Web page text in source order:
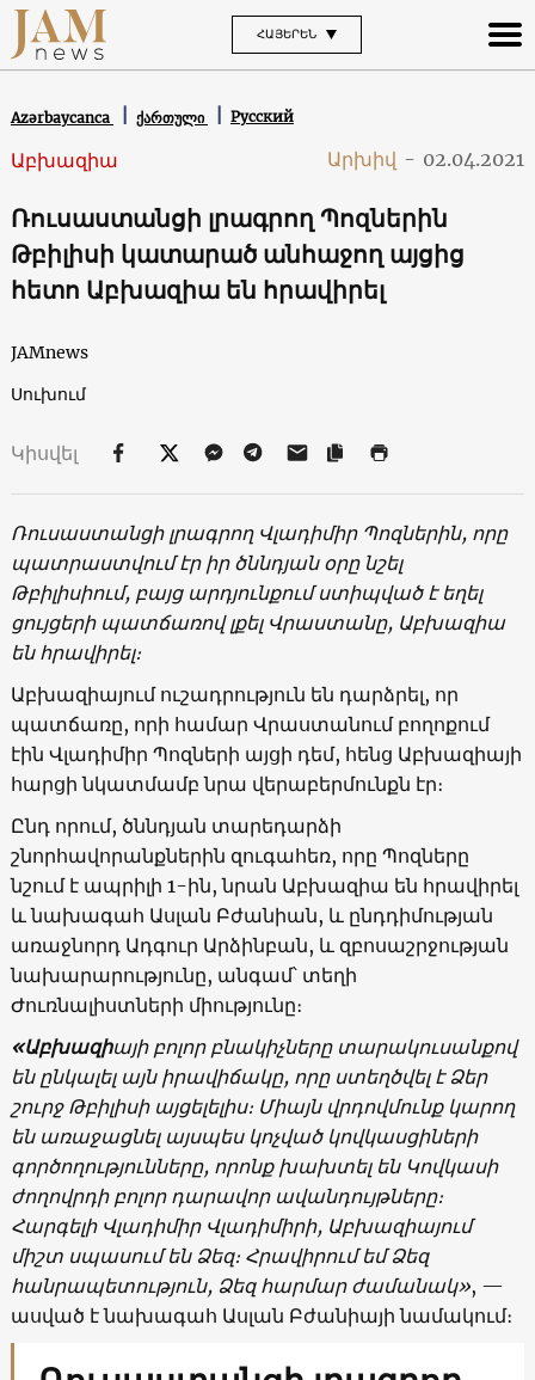
ՀԱՅԵՐԵՆ
Azərbaycanca ქართული Русский
Աբխազիա Արխիվ - 02.04.2021
Ռուսաստանցի լրագրող Պոզներին
Թբիլիսի կատարած անհաջող այցից
հետո Աբխազիա են հրավիրել
JAMnews
Սուխում
Կիսվել
Ռուսաստանցի լրագրող Վլադիմիր Պոզներին, որը
պատրաստվում էր իր ծննդյան օրը նշել
Թբիլիսիում, բայց արդյունքում ստիպված է եղել
ցույցերի պատճառով լքել Վրաստանը, Աբխազիա
են հրավիրել։
Աբխազիայում ուշադրություն են դարձրել, որ
պատճառը, որի համար Վրաստանում բողոքում
էին Վլադիմիր Պոզների այցի դեմ, հենց Աբխազիայի
հարցի նկատմամբ նրա վերաբերմունքն էր։
Ընդ որում, ծննդյան տարեդարձի
շնորհավորանքներին զուգահեռ, որը Պոզները
նշում է ապրիլի 1-ին, նրան Աբխազիա են հրավիրել
և նախագահ Ասլան Բժանիան, և ընդդիմության
առաջնորդ Ադգուր Արձինբան, և զբոսաշրջության
նախարարությունը, անգամ՝ տեղի
Ժուռնալիստների միությունը։
«Աբխազիայի բոլոր բնակիչները տարակուսանքով
են ընկալել այն իրավիճակը, որը ստեղծվել է Ձեր
շուրջ Թբիլիսի այցելելիս։ Միայն վրդովմունք կարող
են առաջացնել այսպես կոչված կովկասցիների
գործողությունները, որոնք խախտել են Կովկասի
ժողովրդի բոլոր դարավոր ավանդույթները։
Հարգելի Վլադիմիր Վլադիմիրի, Աբխազիայում
միշտ սպասում են Ձեզ։ Հրավիրում եմ Ձեզ
հանրապետություն, Ձեզ հարմար ժամանակ», —
ասված է նախագահ Ասլան Բժանիայի նամակում։